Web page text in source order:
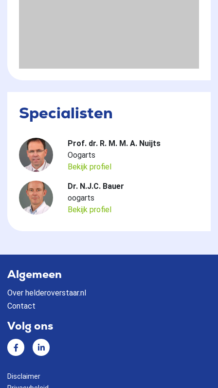
Specialisten
Prof. dr. R. M. M. A. Nuijts
Oogarts
Bekijk profiel
Dr. N.J.C. Bauer
oogarts
Bekijk profiel
Algemeen
Over helderoverstaar.nl
Contact
Volg ons
Facebook
Disclaimer